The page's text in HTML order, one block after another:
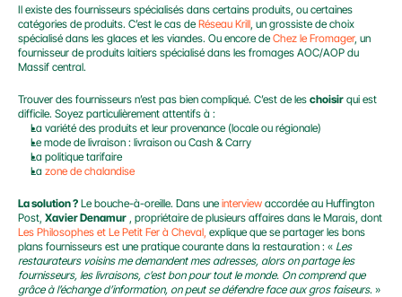
Il existe des fournisseurs spécialisés dans certains produits, ou certaines
catégories de produits. C’est le cas de Réseau Krill, un grossiste de choix
spécialisé dans les glaces et les viandes. Ou encore de Chez le Fromager, un
fournisseur de produits laitiers spécialisé dans les fromages AOC/AOP du
Massif central.
Trouver des fournisseurs n’est pas bien compliqué. C’est de les choisir qui est
difficile. Soyez particulièrement attentifs à :
La variété des produits et leur provenance (locale ou régionale)
Le mode de livraison : livraison ou Cash & Carry
La politique tarifaire
La zone de chalandise
La solution ? Le bouche-à-oreille. Dans une interview accordée au Huffington
Post, Xavier Denamur
Les Philosophes et Le Petit Fer à Cheval, explique que se partager les bons
plans fournisseurs est une pratique courante dans la restauration : « Les
restaurateurs voisins me demandent mes adresses, alors on partage les
fournisseurs, les livraisons, c’est bon pour tout le monde. On comprend que
grâce à l’échange d’information, on peut se défendre face aux gros faiseurs. »